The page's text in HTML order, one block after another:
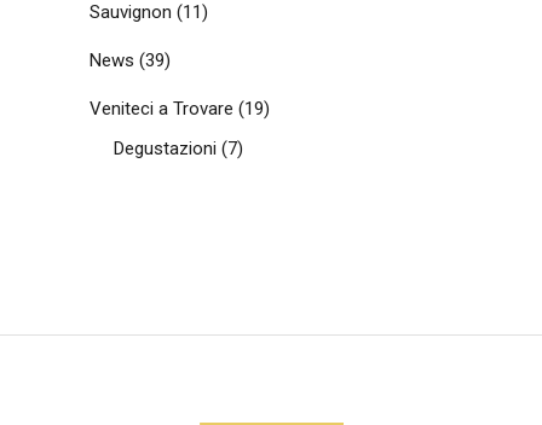
Sauvignon (11)
News (39)
Veniteci a Trovare (19)
Degustazioni (7)